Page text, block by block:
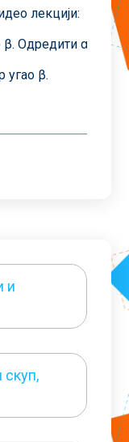
и
скуп,
лекцији:
β. Одредити α – β.
угао β.